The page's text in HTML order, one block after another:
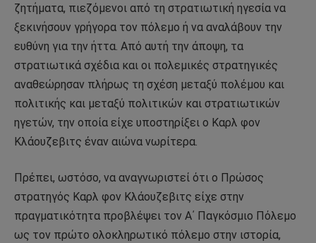
ζητήματα, πιεζόμενοι από τη στρατιωτική ηγεσία να
ξεκινήσουν γρήγορα τον πόλεμο ή να αναλάβουν την
ευθύνη για την ήττα. Από αυτή την άποψη, τα
στρατιωτικά σχέδια και οι πολεμικές στρατηγικές
αναθεώρησαν πλήρως τη σχέση μεταξύ πολέμου και
πολιτικής και μεταξύ πολιτικών και στρατιωτικών
ηγετών, την οποία είχε υποστηρίξει ο Καρλ φον
Κλάουζεβιτς έναν αιώνα νωρίτερα.
Πρέπει, ωστόσο, να αναγνωριστεί ότι ο Πρώσος
στρατηγός Καρλ φον Κλάουζεβιτς είχε στην
πραγματικότητα προβλέψει τον Α΄ Παγκόσμιο Πόλεμο
ως τον πρώτο ολοκληρωτικό πόλεμο στην ιστορία,